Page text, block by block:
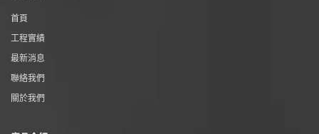
首頁
工程實績
最新消息
聯絡我們
關於我們